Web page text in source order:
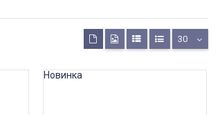
30
Новинка